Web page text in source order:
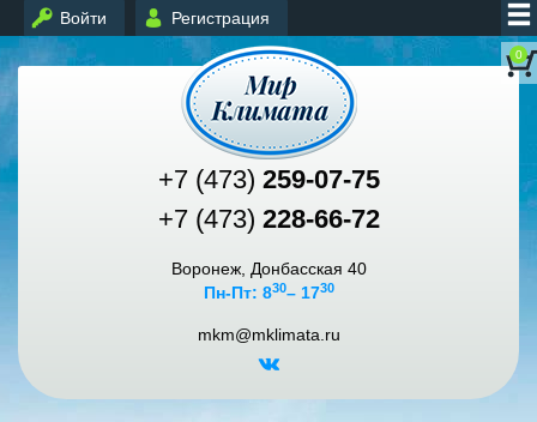
Войти Регистрация
0
+7 (473) 259-07-75
+7 (473) 228-66-72
Воронеж, Донбасская 40
Пн-Пт: 830– 1730
mkm@mklimata.ru